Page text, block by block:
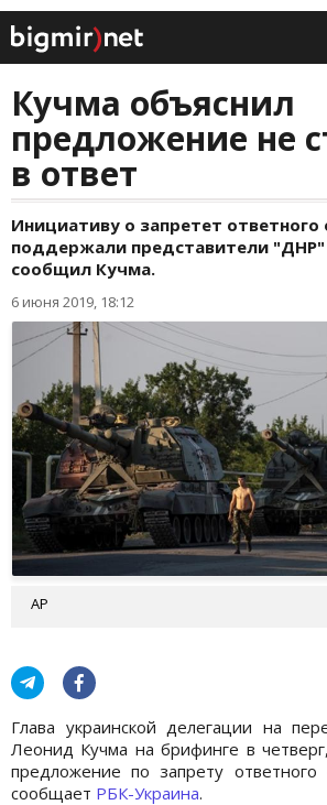
Кучма объяснил
предложение не
в ответ
Инициативу о запретет ответного
поддержали представители
сообщил Кучма.
6 июня 2019, 18:12
AP
Глава украинской делегации на
Леонид Кучма на брифинге в
предложение по запрету ответного
сообщает РБК-Украина.